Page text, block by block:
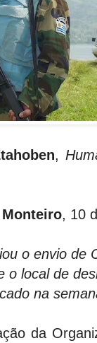
,
, 10
o envio de
o local de
na
da